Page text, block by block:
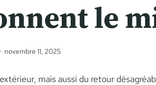
le
novembre 11, 2025
mais aussi du retour